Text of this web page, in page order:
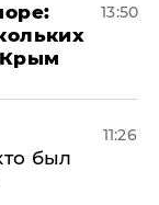
Крым
13:50
был
11:26